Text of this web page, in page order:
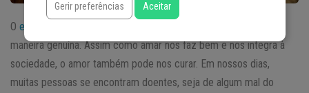
O espiritismo
maneira genuína. Assim como amar nos faz bem e nos integra à
sociedade, o amor também pode nos curar. Em nossos dias,
muitas pessoas se encontram doentes, seja de algum mal do
Gerir preferências Aceitar